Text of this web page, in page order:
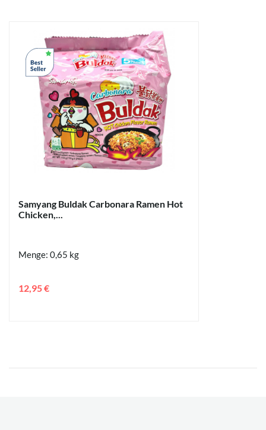
Samyang Buldak Carbonara Ramen Hot
Chicken,...
Menge: 0,65 kg
12,95 €